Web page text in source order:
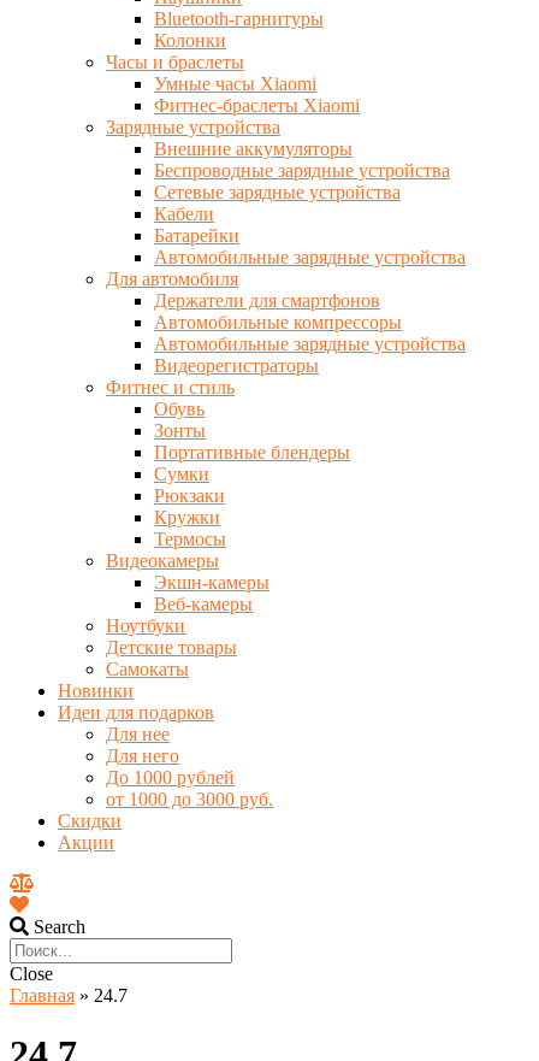
Bluetooth-гарнитуры
Колонки
Часы и браслеты
Умные часы Xiaomi
Фитнес-браслеты Xiaomi
Зарядные устройства
Внешние аккумуляторы
Беспроводные зарядные устройства
Сетевые зарядные устройства
Кабели
Батарейки
Автомобильные зарядные устройства
Для автомобиля
Держатели для смартфонов
Автомобильные компрессоры
Автомобильные зарядные устройства
Видеорегистраторы
Фитнес и стиль
Обувь
Зонты
Портативные блендеры
Сумки
Рюкзаки
Кружки
Термосы
Видеокамеры
Экшн-камеры
Веб-камеры
Ноутбуки
Детские товары
Самокаты
Новинки
Идеи для подарков
Для нее
Для него
До 1000 рублей
от 1000 до 3000 руб.
Скидки
Акции
Search
Close
Главная » 24.7